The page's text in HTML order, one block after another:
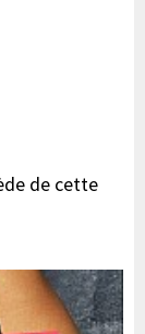
de cette